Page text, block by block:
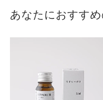
あなたにおすす